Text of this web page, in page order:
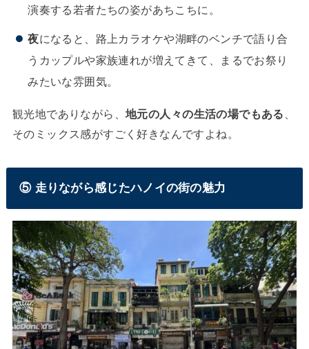
演奏する若者たちの姿があちこちに。
夜になると、路上カラオケや湖畔のベンチで語り合
うカップルや家族連れが増えてきて、まるでお祭り
みたいな雰囲気。
観光地でありながら、地元の人々の生活の場でもある
そのミックス感がすごく好きなんですよね。
⑤ 走りながら感じたハノイの街の魅力